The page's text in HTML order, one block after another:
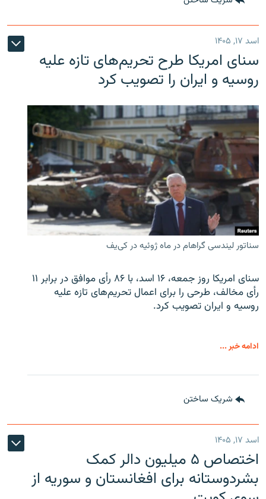
اسد ۱۷, ۱۴۰۵
سنای امریکا طرح تحریم‌های تازه علیه
روسیه و ایران را تصویب کرد
سناتور لیندسی گراهام در ماه ژوئیه در کی‌یف
سنای امریکا روز جمعه، ۱۶ اسد، با ۸۶ رأی موافق در برابر ۱۱
رأی مخالف، طرحی را برای اعمال تحریم‌های تازه علیه
روسیه و ایران تصویب کرد.
ادامه خبر ...
شریک ساختن
اسد ۱۷, ۱۴۰۵
اختصاص ۵ میلیون دالر کمک
بشردوستانه برای افغانستان و سوریه از